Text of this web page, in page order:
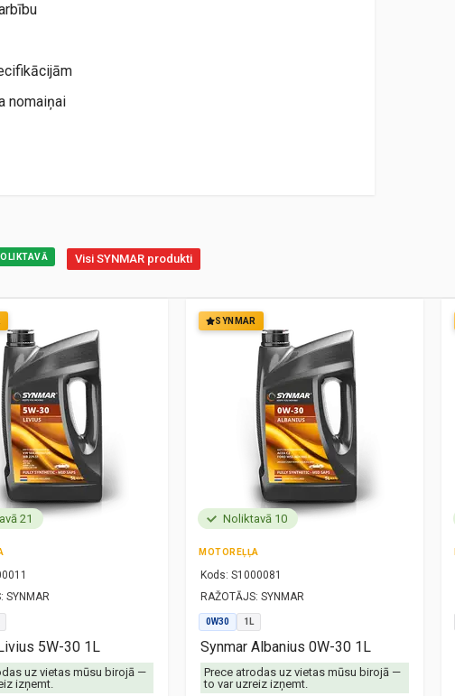
nomaiņai
Visi SYNMAR produkti
21
SYNMAR
5W-30 1L
uz vietas mūsu birojā —
izņemt.
SYNMAR
Noliktavā 10
MOTOREĻĻA
Kods: S1000081
RAŽOTĀJS: SYNMAR
0W30 1L
Synmar Albanius 0W-30 1L
Prece atrodas uz vietas mūsu birojā —
to var uzreiz izņemt.